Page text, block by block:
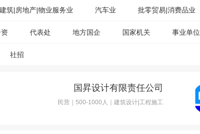
建筑|房地产|物业服务业 汽车业 批零贸易|消费品业
代表处 地方国企 国家机关 事业单位
社招
国昇设计有限责任公司
民营｜500-1000人｜建筑设计|工程施工